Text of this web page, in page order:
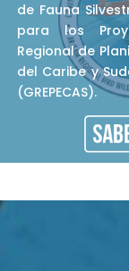
de Fauna
para los
Regional de
del Caribe y
(GREPECAS).